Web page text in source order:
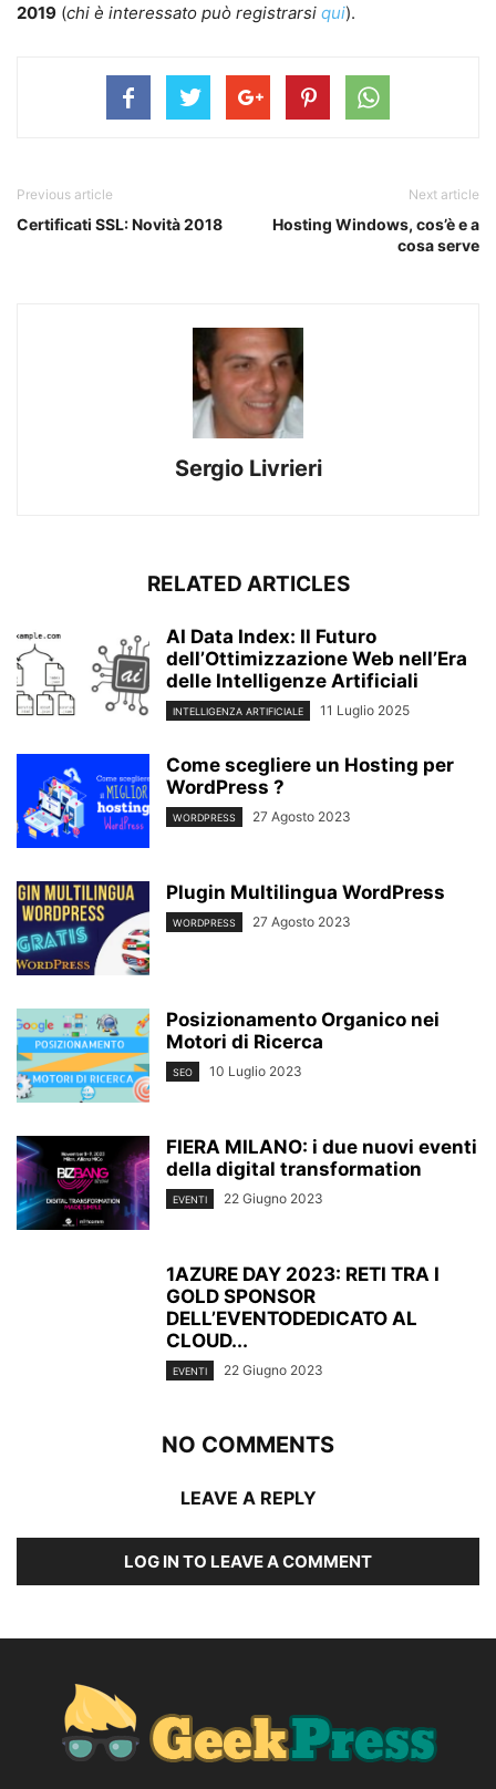
2019 (chi è interessato può registrarsi qui).
Previous article
Certificati SSL: Novità 2018
Next article
Hosting Windows, cos’è e a
cosa serve
Sergio Livrieri
RELATED ARTICLES
AI Data Index: Il Futuro
dell’Ottimizzazione Web nell’Era
delle Intelligenze Artificiali
INTELLIGENZA ARTIFICIALE 11 Luglio 2025
Come scegliere un Hosting per
WordPress ?
WORDPRESS 27 Agosto 2023
Plugin Multilingua WordPress
WORDPRESS 27 Agosto 2023
Posizionamento Organico nei
Motori di Ricerca
SEO 10 Luglio 2023
FIERA MILANO: i due nuovi eventi
della digital transformation
EVENTI 22 Giugno 2023
1AZURE DAY 2023: RETI TRA I
GOLD SPONSOR
DELL’EVENTODEDICATO AL
CLOUD...
EVENTI 22 Giugno 2023
NO COMMENTS
LEAVE A REPLY
LOG IN TO LEAVE A COMMENT